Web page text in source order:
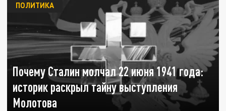
Почему Сталин молчал 22 июня 1941 года:
историк раскрыл тайну выступления
Молотова
ПОЛИТИКА